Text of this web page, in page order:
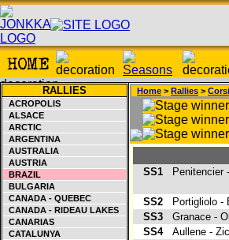
RALLIES
ACROPOLIS
ALSACE
ARCTIC
ARGENTINA
AUSTRALIA
AUSTRIA
BRAZIL
BULGARIA
CANADA - QUEBEC
CANADA - RIDEAU LAKES
CANARIAS
CATALUNYA
Home > Rallies >
SS1 Penitencier
SS2 Portigliolo -
SS3
Granace -
SS4
Aullene -